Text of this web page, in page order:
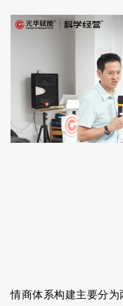
情商体系构建主要分为